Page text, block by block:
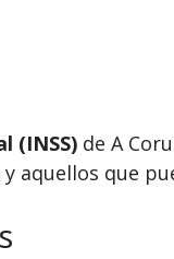
(INSS) de A
aquellos que